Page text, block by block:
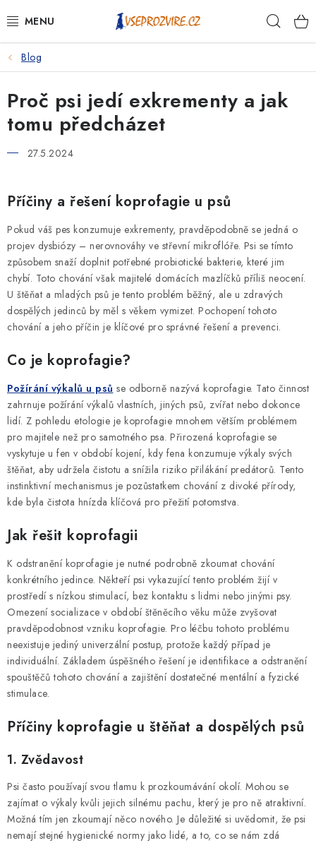
na
PSI
KOČKY
KONĚ
PRO CHOVATELE
NA NEMOCI
KRÁLÍCI/HLODAVCI/PTÁCI
SLEVY
ZNAČKY
Ceník dopravy Kontakty
Obchodní podmínky
Podmínky ochrany osobních údajů
Blog
Proč psi jedí exkrementy a jak
tomu předcházet
27.5.2024
Příčiny a řešení koprofagie u psů
Pokud váš pes konzumuje exkrementy, pravděpodobně se jedná o
projev dysbiózy – nerovnováhy ve střevní mikroflóře. Psi se tímto
způsobem snaží doplnit potřebné probiotické bakterie, které jim
chybí. Toto chování však majitelé domácích mazlíčků příliš neocení.
U štěňat a mladých psů je tento problém běžný, ale u zdravých
dospělých jedinců by měl s věkem vymizet. Pochopení tohoto
chování a jeho příčin je klíčové pro správné řešení a prevenci.
Co je koprofagie?
Požírání výkalů u psů se odborně nazývá koprofagie. Tato činnost
zahrnuje požírání výkalů vlastních, jiných psů, zvířat nebo dokonce
lidí. Z pohledu etologie je koprofagie mnohem větším problémem
pro majitele než pro samotného psa. Přirozená koprofagie se
vyskytuje u fen v období kojení, kdy fena konzumuje výkaly svých
štěňat, aby udržela čistotu a snížila riziko přilákání predátorů. Tento
instinktivní mechanismus je pozůstatkem chování z divoké přírody,
kde byla čistota hnízda klíčová pro přežití potomstva.
Jak řešit koprofagii
K odstranění koprofagie je nutné podrobně zkoumat chování
konkrétního jedince. Někteří psi vykazující tento problém žijí v
prostředí s nízkou stimulací, bez kontaktu s lidmi nebo jinými psy.
Omezení socializace v období štěněcího věku může zvyšovat
pravděpodobnost vzniku koprofagie. Pro léčbu tohoto problému
neexistuje jediný univerzální postup, protože každý případ je
individuální. Základem úspěšného řešení je identifikace a odstranění
spouštěčů tohoto chování a zajištění dostatečné mentální a fyzické
stimulace.
Příčiny koprofagie u štěňat a dospělých psů
1. Zvědavost
Psi často používají svou tlamu k prozkoumávání okolí. Mohou se
zajímat o výkaly kvůli jejich silnému pachu, který je pro ně atraktivní.
Možná tím jen zkoumají něco nového. Je důležité si uvědomit, že psi
nemají stejné hygienické normy jako lidé, a to, co se nám zdá